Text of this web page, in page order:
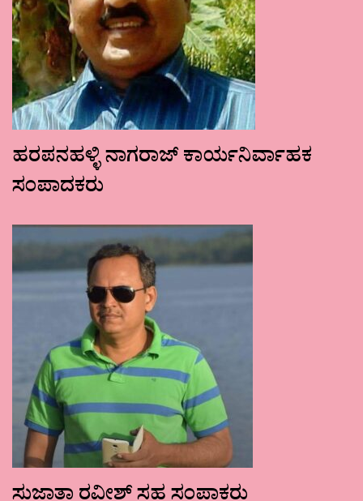
ಹರಪನಹಳ್ಳಿ ನಾಗರಾಜ್ ಕಾರ್ಯನಿರ್ವಾಹಕ
ಸಂಪಾದಕರು